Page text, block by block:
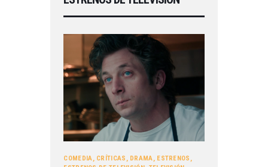
COMEDIA, CRÍTICAS , DRAMA, ESTRENOS ,